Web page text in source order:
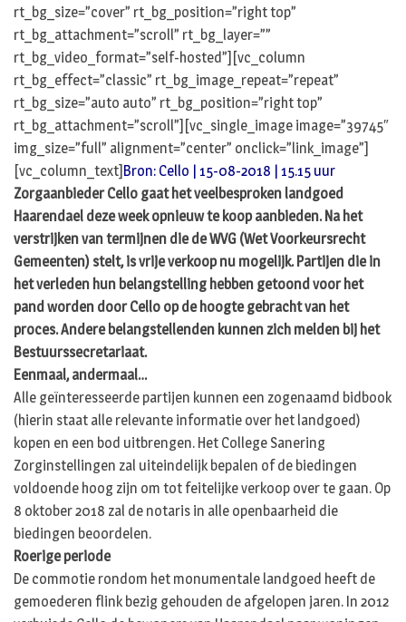
rt_bg_size=”cover” rt_bg_position=”right top”
rt_bg_attachment=”scroll” rt_bg_layer=””
rt_bg_video_format=”self-hosted”][vc_column
rt_bg_effect=”classic” rt_bg_image_repeat=”repeat”
rt_bg_size=”auto auto” rt_bg_position=”right top”
rt_bg_attachment=”scroll”][vc_single_image image=”39745″
img_size=”full” alignment=”center” onclick=”link_image”]
[vc_column_text] Bron: Cello | 15-08-2018 | 15.15 uur
Zorgaanbieder Cello gaat het veelbesproken landgoed
Haarendael deze week opnieuw te koop aanbieden. Na het
verstrijken van termijnen die de WVG (Wet Voorkeursrecht
Gemeenten) stelt, is vrije verkoop nu mogelijk. Partijen die in
het verleden hun belangstelling hebben getoond voor het
pand worden door Cello op de hoogte gebracht van het
proces. Andere belangstellenden kunnen zich melden bij het
Bestuurssecretariaat.
Eenmaal, andermaal…
Alle geïnteresseerde partijen kunnen een zogenaamd bidbook
(hierin staat alle relevante informatie over het landgoed)
kopen en een bod uitbrengen. Het College Sanering
Zorginstellingen zal uiteindelijk bepalen of de biedingen
voldoende hoog zijn om tot feitelijke verkoop over te gaan. Op
8 oktober 2018 zal de notaris in alle openbaarheid die
biedingen beoordelen.
Roerige periode
De commotie rondom het monumentale landgoed heeft de
gemoederen flink bezig gehouden de afgelopen jaren. In 2012